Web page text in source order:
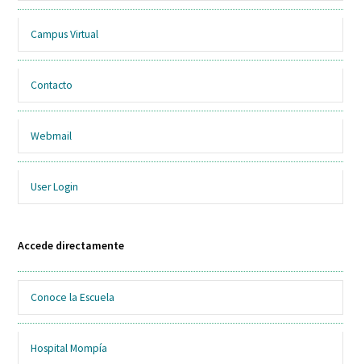
Campus Virtual
Contacto
Webmail
User Login
Accede directamente
Conoce la Escuela
Hospital Mompía